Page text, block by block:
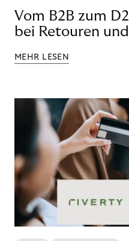
Vom B2B zum
bei Retouren
MEHR LESEN